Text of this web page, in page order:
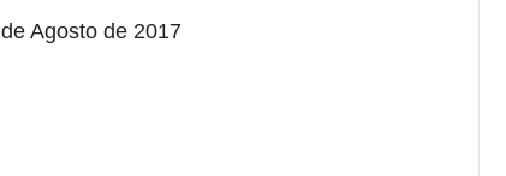
de Agosto de 2017